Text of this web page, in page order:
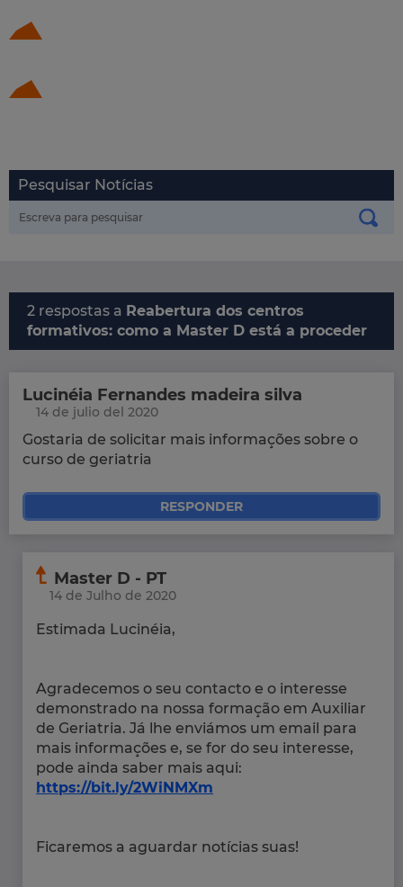
Pesquisar Notícias
2 respostas a Reabertura dos centros
formativos: como a Master D está a proceder
Lucinéia Fernandes madeira silva
14 de julio del 2020
Gostaria de solicitar mais informações sobre o
curso de geriatria
RESPONDER
Master D - PT
14 de Julho de 2020
Estimada Lucinéia,
Agradecemos o seu contacto e o interesse
demonstrado na nossa formação em Auxiliar
de Geriatria. Já lhe enviámos um email para
mais informações e, se for do seu interesse,
pode ainda saber mais aqui:
https://bit.ly/2WiNMXm
Ficaremos a aguardar notícias suas!